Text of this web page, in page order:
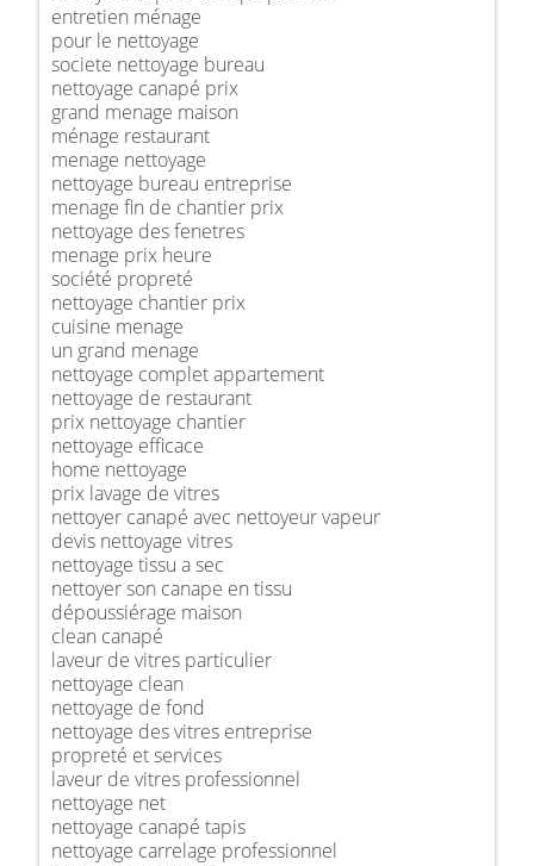
entretien ménage
pour le nettoyage
societe nettoyage bureau
nettoyage canapé prix
grand menage maison
ménage restaurant
menage nettoyage
nettoyage bureau entreprise
menage fin de chantier prix
nettoyage des fenetres
menage prix heure
société propreté
nettoyage chantier prix
cuisine menage
un grand menage
nettoyage complet appartement
nettoyage de restaurant
prix nettoyage chantier
nettoyage efficace
home nettoyage
prix lavage de vitres
nettoyer canapé avec nettoyeur vapeur
devis nettoyage vitres
nettoyage tissu a sec
nettoyer son canape en tissu
dépoussiérage maison
clean canapé
laveur de vitres particulier
nettoyage clean
nettoyage de fond
nettoyage des vitres entreprise
propreté et services
laveur de vitres professionnel
nettoyage net
nettoyage canapé tapis
nettoyage carrelage professionnel